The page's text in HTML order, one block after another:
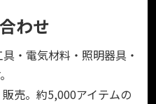
わせ
・電気材料・照明器具・
売。約5,000アイテムの